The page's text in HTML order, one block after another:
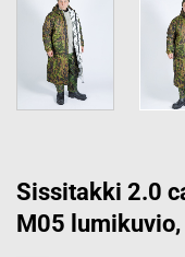
Sissitakki 2.0
M05